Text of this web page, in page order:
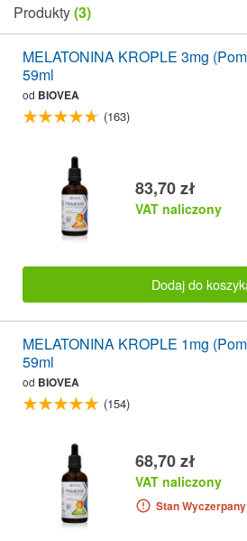
Produkty(3)
MELATONINA KROPLE 3mg
59ml
od BIOVEA
(163)
83,70 zł
VAT naliczony
Dodaj do
MELATONINA KROPLE 1mg
59ml
od BIOVEA
(154)
68,70 zł
VAT naliczony
Stan Wyczerpany